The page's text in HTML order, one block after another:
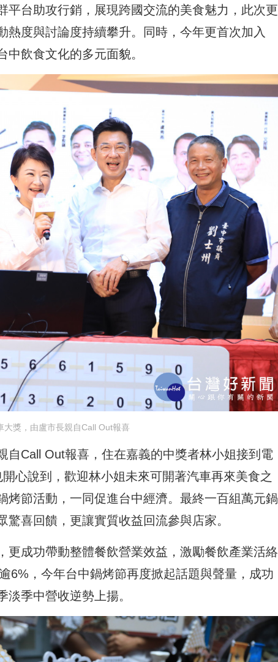
平台助攻行銷，展現跨國交流的美食魅力，此次更
度與討論度持續攀升。同時，今年更首次加入
中飲食文化的多元面貌。
大獎，由盧市長親自Call Out報喜
自Call Out報喜，住在嘉義的中獎者林小姐接到電
心說到，歡迎林小姐未來可開著汽車再來美食之
烤節活動，一同促進台中經濟。最終一百組萬元鍋
喜回饋，更讓實質收益回流參與店家。
更成功帶動整體餐飲營業效益，激勵餐飲產業活絡
6%，今年台中鍋烤節再度掀起話題與聲量，成功
季中營收逆勢上揚。